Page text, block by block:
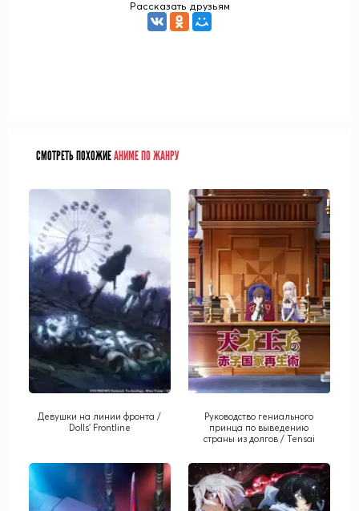
Рассказать друзьям
СМОТРЕТЬ ПОХОЖИЕАНИМЕ ПО ЖАНРУ
Девушки на линии фронта /
Dolls' Frontline
Руководство гениального
принца по выведению
страны из долгов / Tensai
Saiseijutsu